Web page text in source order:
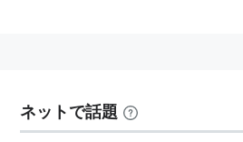
ネットで話題